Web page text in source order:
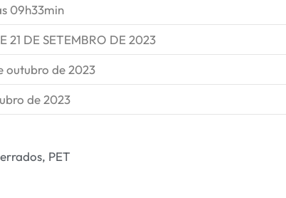
09h33min
21 DE SETEMBRO DE 2023
outubro de 2023
de 2023
, PET